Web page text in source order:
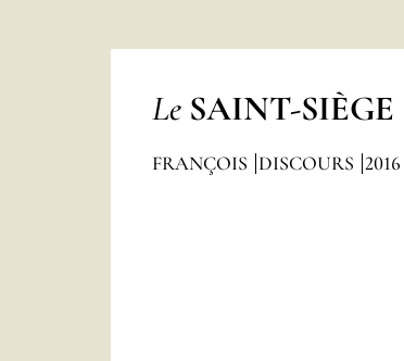
Le SAINT-SIÈGE
FRANÇOIS DISCOURS 2016